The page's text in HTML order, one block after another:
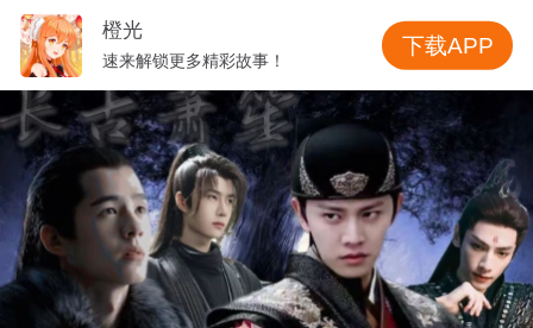
橙光
速来解锁更多精彩故事！
下载APP